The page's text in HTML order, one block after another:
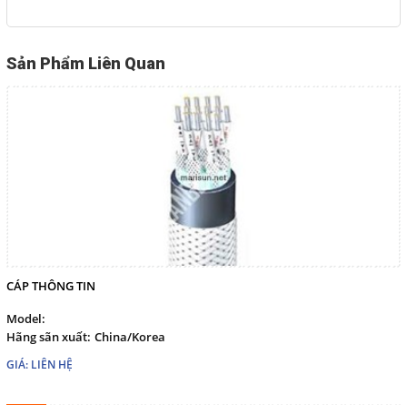
Sản Phẩm Liên Quan
CÁP THÔNG TIN
Model:
Hãng sãn xuất: China/Korea
GIÁ: LIÊN HỆ
THEO DÕI
LIÊN HỆ